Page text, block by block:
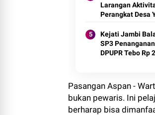
Larangan
Perangkat Desa
Kejati Jambi
SP3
DPUPR Tebo Rp
Pasangan Aspan -
bukan pewaris. Ini
berharap bisa